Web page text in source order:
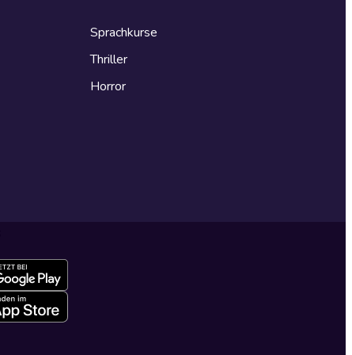
Sprachkurse
Thriller
Horror